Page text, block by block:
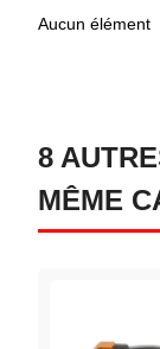
Aucun élément
8
MÊME